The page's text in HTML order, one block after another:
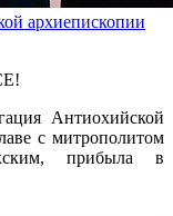
архиепископии
Антиохийской
с митрополитом
прибыла в